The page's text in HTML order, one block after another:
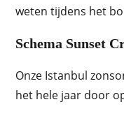
weten tijdens het
Schema Sunset
Onze Istanbul
het hele jaar door